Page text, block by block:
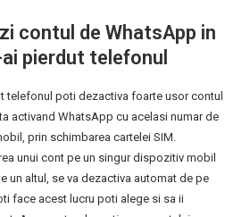
contul de WhatsApp in
pierdut telefonul
telefonul poti dezactiva foarte usor contul
activand WhatsApp cu acelasi numar de
prin schimbarea cartelei SIM.
unui cont pe un singur dispozitiv mobil
un altul, se va dezactiva automat de pe
face acest lucru poti alege si sa ii